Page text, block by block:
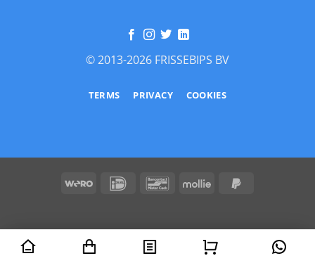
© 2013-2026 FRISSEBIPS BV
TERMS PRIVACY COOKIES
Wero IDeal BancontactMollie